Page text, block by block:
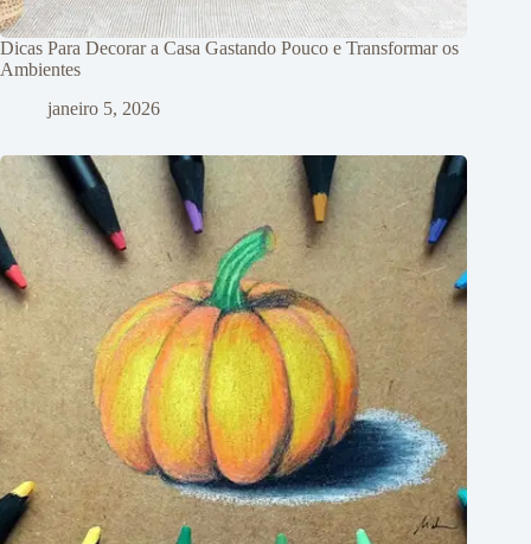
Dicas Para Decorar a Casa Gastando Pouco e Transformar os
Ambientes
janeiro 5, 2026